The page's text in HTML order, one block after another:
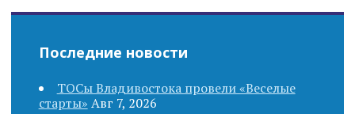
Последние новости
ТОСы Владивостока провели «Веселые
старты» Авг 7, 2026